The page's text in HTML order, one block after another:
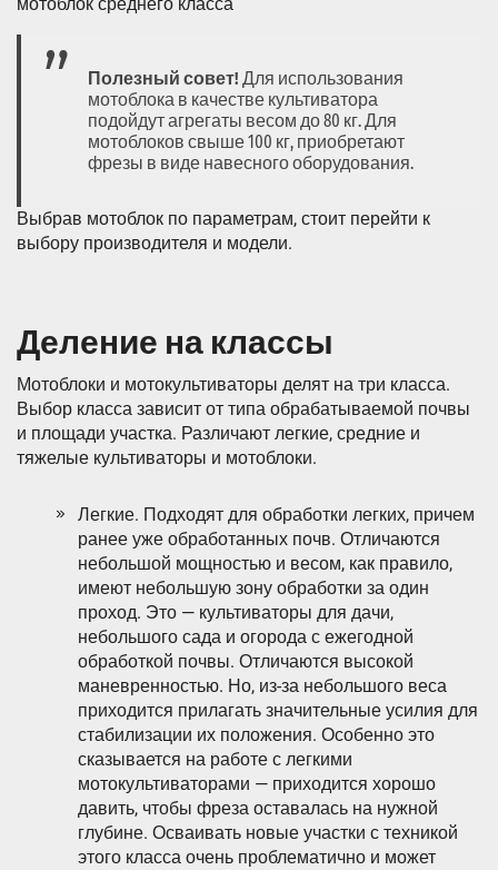
Полезный совет! Для использования
мотоблока в качестве культиватора
подойдут агрегаты весом до 80 кг. Для
мотоблоков свыше 100 кг, приобретают
фрезы в виде навесного оборудования.
Выбрав мотоблок по параметрам, стоит перейти к
выбору производителя и модели.
Деление на классы
Мотоблоки и мотокультиваторы делят на три класса.
Выбор класса зависит от типа обрабатываемой почвы
и площади участка. Различают легкие, средние и
тяжелые культиваторы и мотоблоки.
Легкие. Подходят для обработки легких, причем
ранее уже обработанных почв. Отличаются
небольшой мощностью и весом, как правило,
имеют небольшую зону обработки за один
проход. Это — культиваторы для дачи,
небольшого сада и огорода с ежегодной
обработкой почвы. Отличаются высокой
маневренностью. Но, из-за небольшого веса
приходится прилагать значительные усилия для
стабилизации их положения. Особенно это
сказывается на работе с легкими
мотокультиваторами — приходится хорошо
давить, чтобы фреза оставалась на нужной
глубине. Осваивать новые участки с техникой
этого класса очень проблематично и может